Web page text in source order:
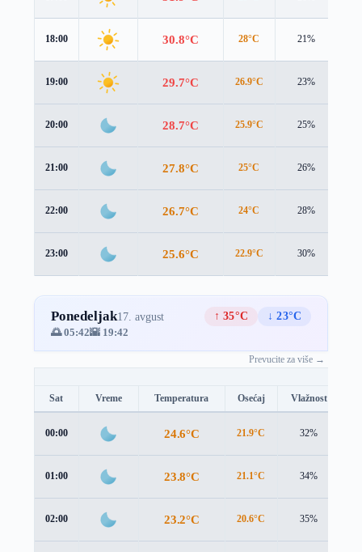
18:00 30.8°C 28°C 21%
19:00 29.7°C 26.9°C 23%
20:00 28.7°C 25.9°C 25%
21:00 27.8°C 25°C 26%
22:00 26.7°C 24°C 28%
23:00 25.6°C 22.9°C 30%
Ponedeljak17. avgust ↑ 35°C
↓ 23°C
🌅 05:42🌇 19:42
Prevucite za više →
Sat Vreme Temperatura Osećaj Vlažnost
00:00 24.6°C 21.9°C 32%
01:00 23.8°C 21.1°C 34%
02:00 23.2°C 20.6°C 35%